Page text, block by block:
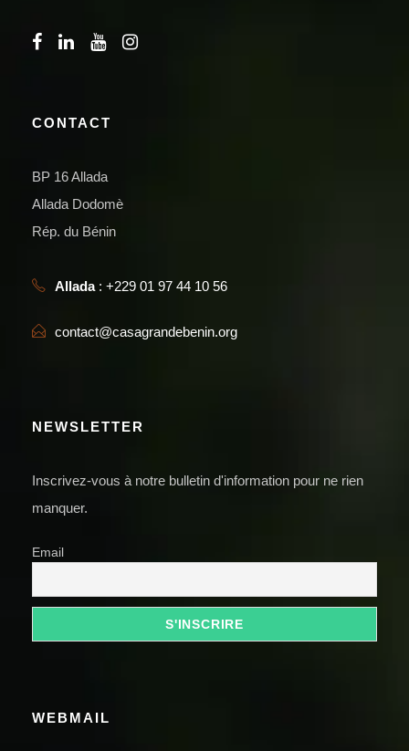
CONTACT
BP 16 Allada
Allada Dodomè
Rép. du Bénin
Allada: +229 01 97 44 10 56
contact@casagrandebenin.org
NEWSLETTER
Inscrivez-vous à notre bulletin d'information pour ne rien
manquer.
Email
WEBMAIL